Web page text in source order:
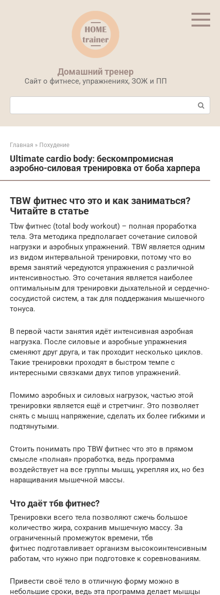
Домашний тренер
Сайт о фитнесе, упражнениях, ЗОЖ и ПП
Поиск:
Главная » Похудение
Ultimate cardio body: бескомпромисная
аэробно-силовая тренировка от боба харпера
TBW фитнес что это и как заниматься?
Читайте в статье
Tbw фитнес (total body workout) – полная проработка
тела. Эта методика предполагает сочетание силовой
нагрузки и аэробных упражнений. TBW является одним
из видом интервальной тренировки, потому что во
время занятий чередуются упражнения с различной
интенсивностью. Это сочетания является наиболее
оптимальным для тренировки дыхательной и сердечно-
сосудистой систем, а так для поддержания мышечного
тонуса.
В первой части занятия идёт интенсивная аэробная
нагрузка. После силовые и аэробные упражнения
сменяют друг друга, и так проходит несколько циклов.
Такие тренировки проходят в быстром темпе с
интересными связками двух типов упражнений.
Помимо аэробных и силовых нагрузок, частью этой
тренировки является ещё и стретчинг. Это позволяет
снять с мышц напряжение, сделать их более гибкими и
подтянутыми.
Стоить понимать про TBW фитнес что это в прямом
смысле «полная» проработка, ведь программа
воздействует на все группы мышц, укрепляя их, но без
наращивания мышечной массы.
Что даёт тбв фитнес?
Тренировки всего тела позволяют сжечь большое
количество жира, сохранив мышечную массу. За
ограниченный промежуток времени, тбв
фитнес подготавливает организм высокоинтенсивным
работам, что нужно при подготовке к соревнованиям.
Привести своё тело в отличную форму можно в
небольшие сроки, ведь эта программа делает мышцы